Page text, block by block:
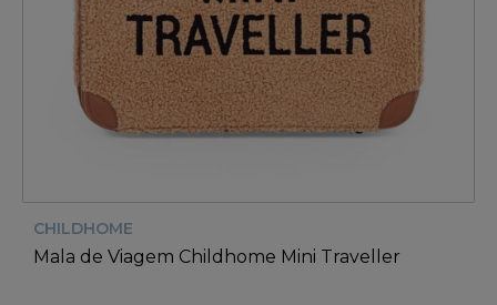
CHILDHOME
Mala de Viagem Childhome Mini Traveller